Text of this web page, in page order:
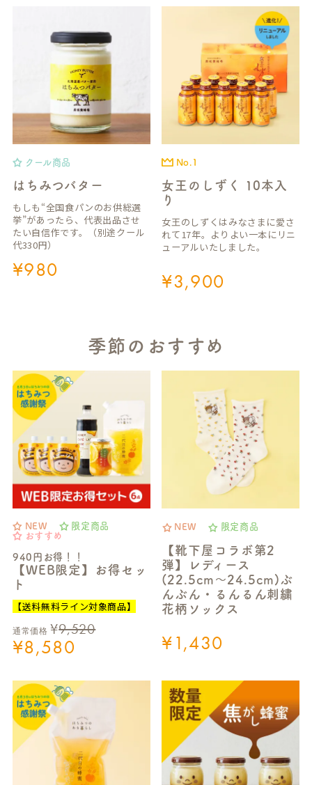
クール商品
はちみつバター
もしも“全国食パンのお供総選
挙”があったら、代表出品させ
たい自信作です。（別途クール
代330円）
¥980
No.1
女王のしずく 10本入
り
女王のしずくはみなさまに愛さ
れて17年。よりよい一本にリニ
ューアルいたしました。
¥3,900
季節のおすすめ
NEW
限定商品
おすすめ
940円お得！！
【WEB限定】お得セッ
ト
【送料無料ライン対象商品】
通常価格 ¥9,520
¥8,580
NEW 限定商品
【靴下屋コラボ第2
弾】レディース
(22.5cm～24.5cm)ぶ
んぶん・るんるん刺繍
花柄ソックス
¥1,430